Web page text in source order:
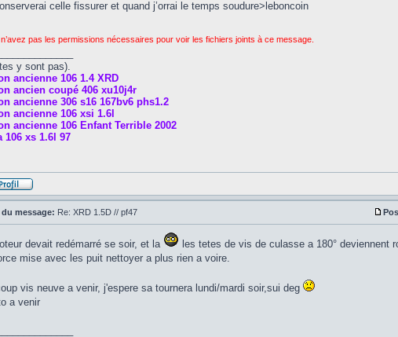
celle fissurer et quand j’orrai le temps soudure>leboncoin
pas les permissions nécessaires pour voir les fichiers joints à ce message.
y sont pas).
ancienne 106 1.4 XRD
ancien coupé 406 xu10j4r
ancienne 306 s16 167bv6 phs1.2
ancienne 106 xsi 1.6l
ancienne 106 Enfant Terrible 2002
106 xs 1.6l 97
message: Re: XRD 1.5D // pf47
devait redémarré se soir, et la
les tetes de vis de culasse a 180° deviennent
mise avec les puit nettoyer a plus rien a voire.
vis neuve a venir, j'espere sa tournera lundi/mardi soir,sui deg
a venir